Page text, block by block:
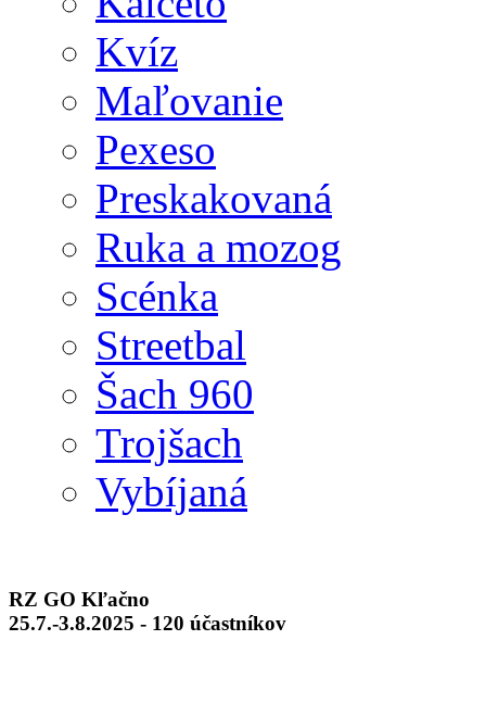
Kvíz
Maľovanie
Pexeso
Preskakovaná
Ruka a mozog
Scénka
Streetbal
Šach 960
Trojšach
Vybíjaná
RZ GO Kľačno
25.7.-3.8.2025 - 120 účastníkov